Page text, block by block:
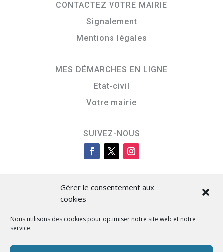
Gérer le consentement aux
cookies
Nous utilisons des cookies pour optimiser notre site web et notre
service.
CONTACTEZ VOTRE MAIRIE
Signalement
Mentions légales
MES DÉMARCHES EN LIGNE
Etat-civil
Votre mairie
SUIVEZ-NOUS
Cità di L’Isula